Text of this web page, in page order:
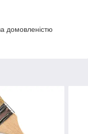
домовленістю